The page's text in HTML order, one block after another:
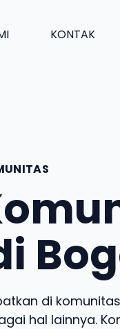
KONTAK
di
hal lainnya.